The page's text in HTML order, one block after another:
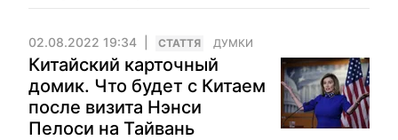
02.08.2022 19:34 СТАТТЯ ДУМКИ
Китайский карточный
домик. Что будет с Китаем
после визита Нэнси
Пелоси на Тайвань